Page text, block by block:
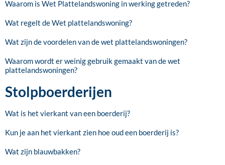
Waarom is Wet Plattelandswoning in werking getreden?
Wat regelt de Wet plattelandswoning?
Wat zijn de voordelen van de wet plattelandswoningen?
Waarom wordt er weinig gebruik gemaakt van de wet
plattelandswoningen?
Stolpboerderijen
Wat is het vierkant van een boerderij?
Kun je aan het vierkant zien hoe oud een boerderij is?
Wat zijn blauwbakken?